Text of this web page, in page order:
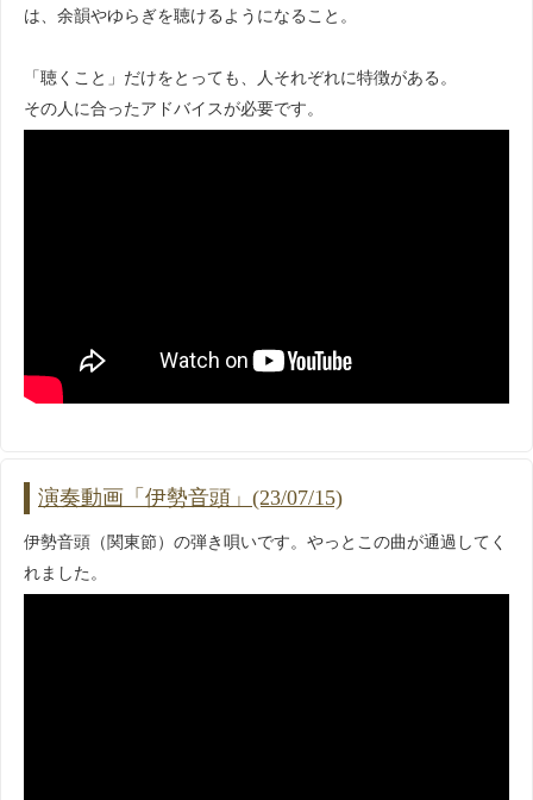
は、余韻やゆらぎを聴けるようになること。
「聴くこと」だけをとっても、人それぞれに特徴がある。
その人に合ったアドバイスが必要です。
演奏動画「伊勢音頭」(23/07/15)
伊勢音頭（関東節）の弾き唄いです。やっとこの曲が通過してく
れました。